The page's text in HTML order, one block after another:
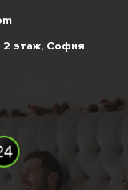
2 этаж, София